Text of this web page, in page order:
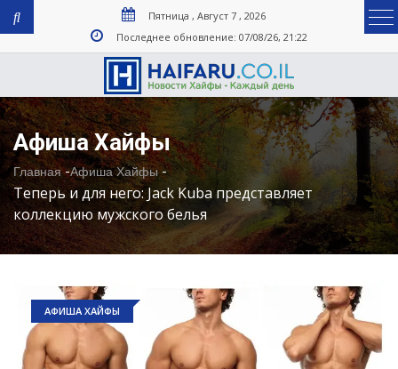
Пятница , Август 7 , 2026
Последнее обновление: 07/08/26, 21:22
Афиша Хайфы
Главная-Афиша Хайфы-
Теперь и для него: Jack Kuba представляет
коллекцию мужского белья
АФИША ХАЙФЫ